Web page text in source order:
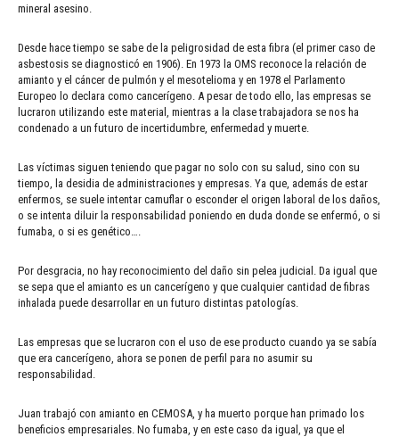
mineral asesino.
Desde hace tiempo se sabe de la peligrosidad de esta fibra (el primer caso de
asbestosis se diagnosticó en 1906). En 1973 la OMS reconoce la relación de
amianto y el cáncer de pulmón y el mesotelioma y en 1978 el Parlamento
Europeo lo declara como cancerígeno. A pesar de todo ello, las empresas se
lucraron utilizando este material, mientras a la clase trabajadora se nos ha
condenado a un futuro de incertidumbre, enfermedad y muerte.
Las víctimas siguen teniendo que pagar no solo con su salud, sino con su
tiempo, la desidia de administraciones y empresas. Ya que, además de estar
enfermos, se suele intentar camuflar o esconder el origen laboral de los daños,
o se intenta diluir la responsabilidad poniendo en duda donde se enfermó, o si
fumaba, o si es genético….
Por desgracia, no hay reconocimiento del daño sin pelea judicial. Da igual que
se sepa que el amianto es un cancerígeno y que cualquier cantidad de fibras
inhalada puede desarrollar en un futuro distintas patologías.
Las empresas que se lucraron con el uso de ese producto cuando ya se sabía
que era cancerígeno, ahora se ponen de perfil para no asumir su
responsabilidad.
Juan trabajó con amianto en CEMOSA, y ha muerto porque han primado los
beneficios empresariales. No fumaba, y en este caso da igual, ya que el